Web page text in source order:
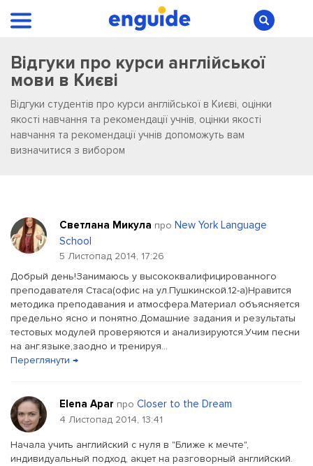
Відгуки про курси англійської
мови в Києві
Відгуки студентів про курси англійської в Києві, оцінки
якості навчання та рекомендації учнів, оцінки якості
навчання та рекомендації учнів допоможуть вам
визначитися з вибором
Светлана Микула про New York Language
School
5 Листопад 2014, 17:26
Добрый день!Занимаюсь у высококвалифицированного
преподавателя Стаса(офис на ул.Пушкинской.12-а)Нравится
методика преподавания и атмосфера.Материал объясняется
предельно ясно и понятно.Домашние задания и результаты
тестовых модулей проверяются и анализируются.Учим песни
на анг.языке,заодно и тренируя...
Переглянути →
Elena Apar про Closer to the Dream
4 Листопад 2014, 13:41
Начала учить английский с нуля в "Ближе к мечте",
индивидуальный подход, акцет на разговорный английский.